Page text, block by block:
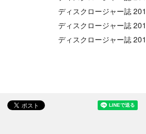
ディスクロージャー誌
ディスクロージャー誌
ディスクロージャー誌